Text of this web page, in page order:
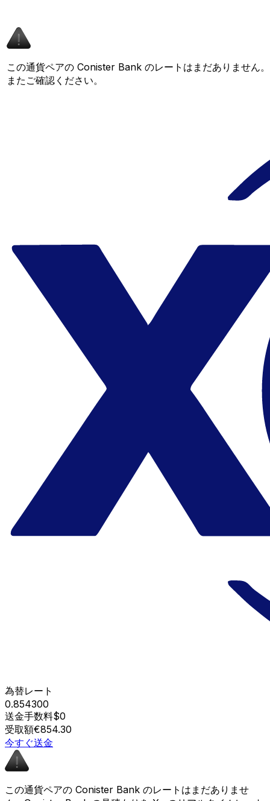
この通貨ペアの Conister Bank のレートはまだありません
またご確認ください。
為替レート
0.854300
送金手数料$0
受取額€854.30
今すぐ送金
この通貨ペアの Conister Bank のレートはまだありませ